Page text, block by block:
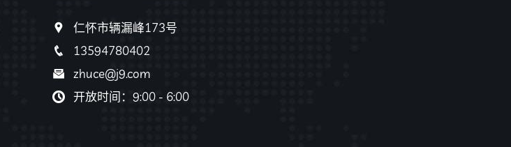
仁怀市辆漏峰173号
13594780402
zhuce@j9.com
开放时间：9:00 - 6:00